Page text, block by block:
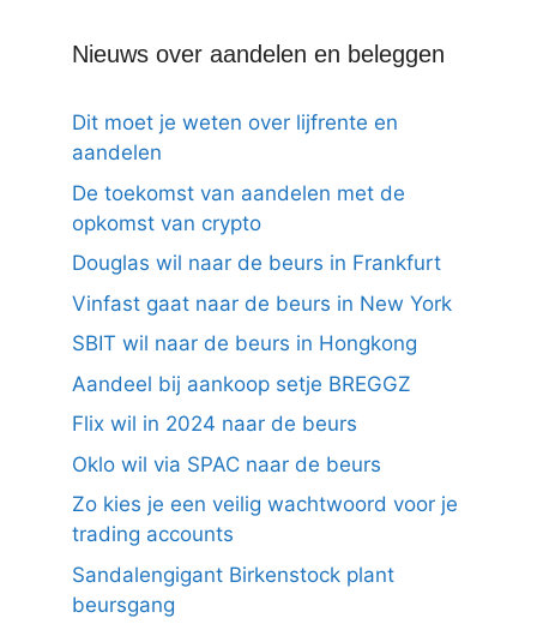
Nieuws over aandelen en beleggen
Dit moet je weten over lijfrente en
aandelen
De toekomst van aandelen met de
opkomst van crypto
Douglas wil naar de beurs in Frankfurt
Vinfast gaat naar de beurs in New York
SBIT wil naar de beurs in Hongkong
Aandeel bij aankoop setje BREGGZ
Flix wil in 2024 naar de beurs
Oklo wil via SPAC naar de beurs
Zo kies je een veilig wachtwoord voor je
trading accounts
Sandalengigant Birkenstock plant
beursgang